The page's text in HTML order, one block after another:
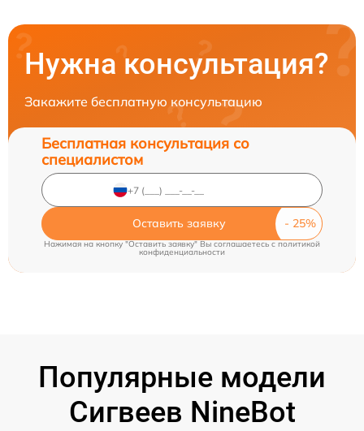
Нужна консультация?
Закажите бесплатную консультацию
Бесплатная консультация со
специалистом
Оставить заявку
Нажимая на кнопку "Оставить заявку" Вы соглашаетесь c политикой
конфиденциальности
Популярные модели
Сигвеев NineBot